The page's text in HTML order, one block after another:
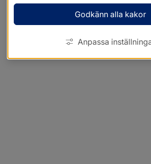
Godkänn alla kakor
Anpassa